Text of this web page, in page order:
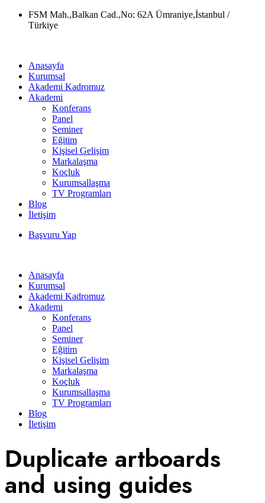
Skip
FSM Mah.,Balkan Cad.,No: 62A Ümraniye,İstanbul /
Türkiye
Anasayfa
Kurumsal
Akademi Kadromuz
Akademi
Konferans
Panel
Seminer
Eğitim
Kişisel Gelişim
Markalaşma
Koçluk
Kurumsallaşma
TV Programları
Blog
İletişim
Başvuru Yap
Anasayfa
Kurumsal
Akademi Kadromuz
Akademi
Konferans
Panel
Seminer
Eğitim
Kişisel Gelişim
Markalaşma
Koçluk
Kurumsallaşma
TV Programları
Blog
İletişim
Duplicate artboards
and using guides